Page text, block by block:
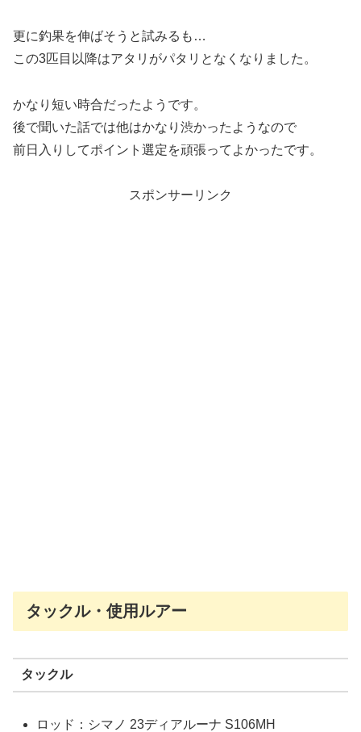
更に釣果を伸ばそうと試みるも…
この3匹目以降はアタリがパタリとなくなりました。
かなり短い時合だったようです。
後で聞いた話では他はかなり渋かったようなので
前日入りしてポイント選定を頑張ってよかったです。
スポンサーリンク
タックル・使用ルアー
タックル
ロッド：シマノ 23ディアルーナ S106MH